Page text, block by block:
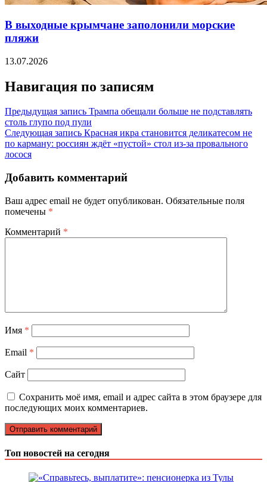
В выходные крымчане заполонили морские
пляжи
13.07.2026
Навигация по записям
Предыдущая запись Трампа обещали больше не подставлять
столь глупо под пули
Следующая запись Красная икра становится деликатесом не
по карману: россиян ждёт «пустой» стол из-за провального
лосося
Добавить комментарий
Ваш адрес email не будет опубликован. Обязательные поля
помечены *
Комментарий *
Имя *
Email *
Сайт
Сохранить моё имя, email и адрес сайта в этом браузере для
последующих моих комментариев.
Топ новостей на сегодня